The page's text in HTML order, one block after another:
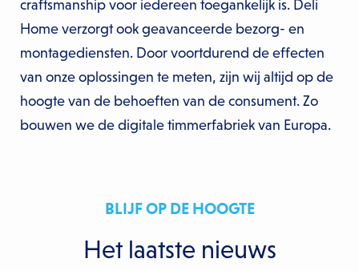
craftsmanship voor iedereen toegankelijk is. Deli
Home verzorgt ook geavanceerde bezorg- en
montagediensten. Door voortdurend de effecten
van onze oplossingen te meten, zijn wij altijd op de
hoogte van de behoeften van de consument. Zo
bouwen we de digitale timmerfabriek van Europa.
BLIJF OP DE HOOGTE
Het laatste nieuws